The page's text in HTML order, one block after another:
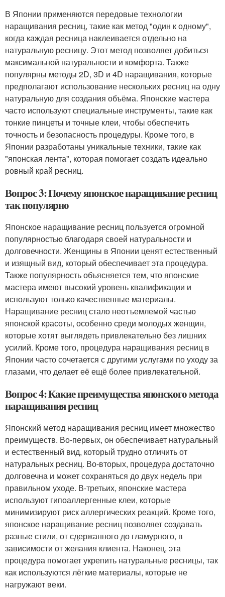
В Японии применяются передовые технологии
наращивания ресниц, такие как метод "один к одному",
когда каждая ресница наклеивается отдельно на
натуральную ресницу. Этот метод позволяет добиться
максимальной натуральности и комфорта. Также
популярны методы 2D, 3D и 4D наращивания, которые
предполагают использование нескольких ресниц на одну
натуральную для создания объёма. Японские мастера
часто используют специальные инструменты, такие как
тонкие пинцеты и точные клеи, чтобы обеспечить
точность и безопасность процедуры. Кроме того, в
Японии разработаны уникальные техники, такие как
"японская лента", которая помогает создать идеально
ровный край ресниц.
Вопрос 3: Почему японское наращивание ресниц
так популярно
Японское наращивание ресниц пользуется огромной
популярностью благодаря своей натуральности и
долговечности. Женщины в Японии ценят естественный
и изящный вид, который обеспечивает эта процедура.
Также популярность объясняется тем, что японские
мастера имеют высокий уровень квалификации и
используют только качественные материалы.
Наращивание ресниц стало неотъемлемой частью
японской красоты, особенно среди молодых женщин,
которые хотят выглядеть привлекательно без лишних
усилий. Кроме того, процедура наращивания ресниц в
Японии часто сочетается с другими услугами по уходу за
глазами, что делает её ещё более привлекательной.
Вопрос 4: Какие преимущества японского метода
наращивания ресниц
Японский метод наращивания ресниц имеет множество
преимуществ. Во-первых, он обеспечивает натуральный
и естественный вид, который трудно отличить от
натуральных ресниц. Во-вторых, процедура достаточно
долговечна и может сохраняться до двух недель при
правильном уходе. В-третьих, японские мастера
используют гипоаллергенные клеи, которые
минимизируют риск аллергических реакций. Кроме того,
японское наращивание ресниц позволяет создавать
разные стили, от сдержанного до гламурного, в
зависимости от желания клиента. Наконец, эта
процедура помогает укрепить натуральные ресницы, так
как используются лёгкие материалы, которые не
нагружают веки.